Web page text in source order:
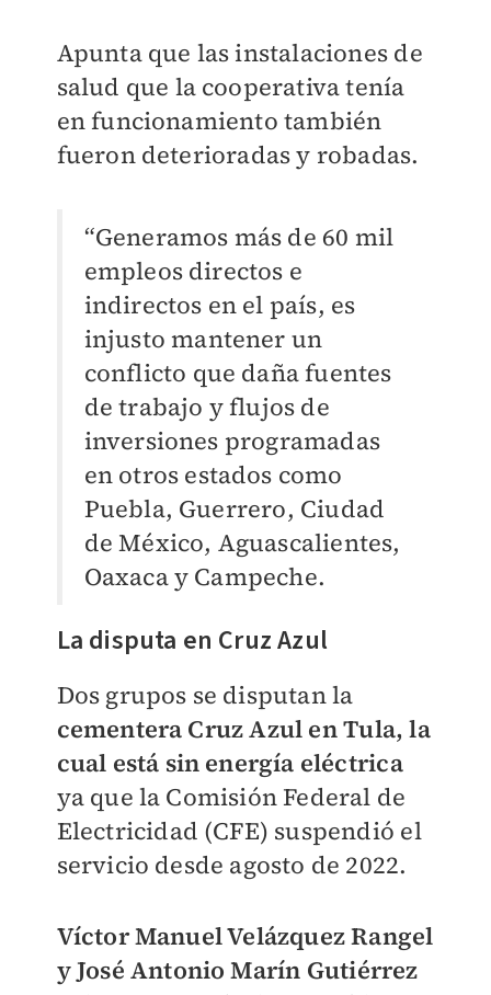
Apunta que las instalaciones de
salud que la cooperativa tenía
en funcionamiento también
fueron deterioradas y robadas.
“Generamos más de 60 mil
empleos directos e
indirectos en el país, es
injusto mantener un
conflicto que daña fuentes
de trabajo y flujos de
inversiones programadas
en otros estados como
Puebla, Guerrero, Ciudad
de México, Aguascalientes,
Oaxaca y Campeche.
La disputa en Cruz Azul
Dos grupos se disputan la
cementera Cruz Azul en Tula, la
cual está sin energía eléctrica
ya que la Comisión Federal de
Electricidad (CFE) suspendió el
servicio desde agosto de 2022.
Víctor Manuel Velázquez Rangel
y José Antonio Marín Gutiérrez